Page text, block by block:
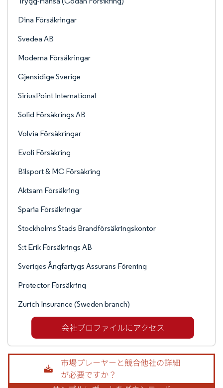
Dina Försäkringar
Svedea AB
Moderna Försäkringar
Gjensidige Sverige
SiriusPoint International
Solid Försäkrings AB
Volvia Försäkringar
Evoli Försäkring
Bilsport & MC Försäkring
Aktsam Försäkring
Sparia Försäkringar
Stockholms Stads Brandförsäkringskontor
S:t Erik Försäkrings AB
Sveriges Ångfartygs Assurans Förening
Protector Försäkring
Zurich Insurance (Sweden branch)